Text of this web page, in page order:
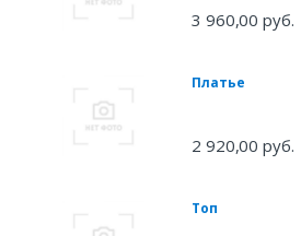
3 960,00 руб.
Платье
2 920,00 руб.
Топ